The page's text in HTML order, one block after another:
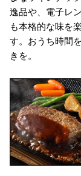
逸品や、電子レ
も本格的な味を
す。おうち時間
きを。